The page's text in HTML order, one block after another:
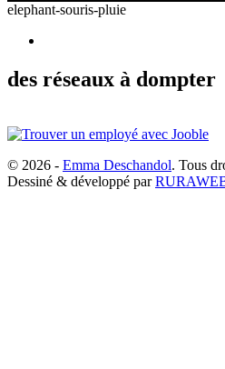
elephant-souris-pluie
des réseaux à dompter
© 2026 - Emma Deschandol. Tous
Dessiné & développé par